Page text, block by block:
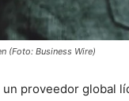
(Foto: Business Wire)
un proveedor global